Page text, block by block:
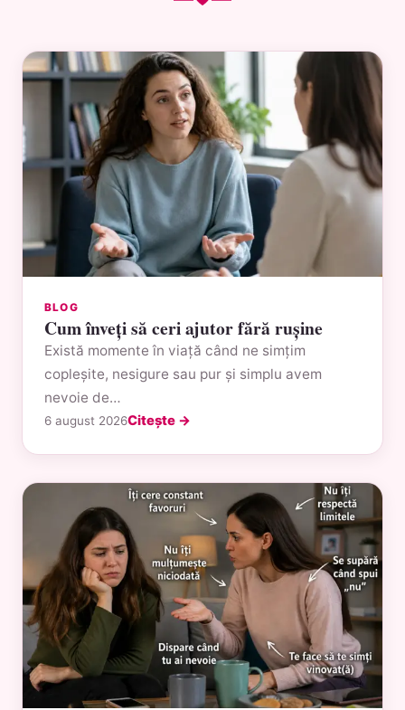
BLOG
Cum înveți să ceri ajutor fără rușine
Există momente în viață când ne simțim
copleșite, nesigure sau pur și simplu avem
nevoie de…
6 august 2026Citește →